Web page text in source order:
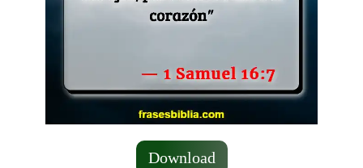
Download